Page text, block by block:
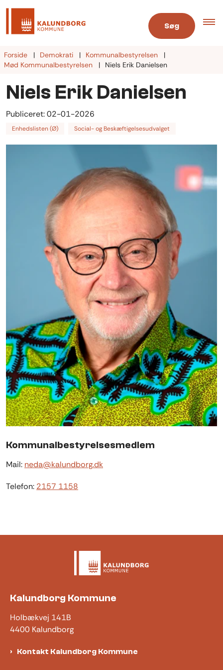
Søg
Forside Demokrati
Kommunalbestyrelsen
Mød Kommunalbestyrelsen
Niels Erik Danielsen
Niels Erik Danielsen
Publiceret:02-01-2026
Enhedslisten (Ø) Social- og Beskæftigelsesudvalget
Kommunalbestyrelsesmedlem
Mail: neda@kalundborg.dk
Telefon: 2157 1158
Kalundborg Kommune
Holbækvej 141B
4400 Kalundborg
Kontakt Kalundborg Kommune